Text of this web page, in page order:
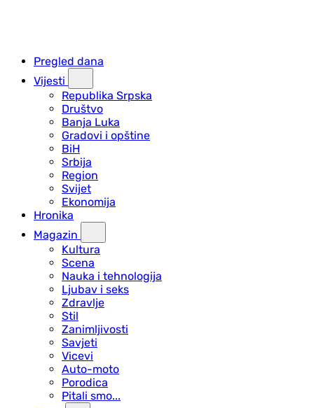
Pregled dana
Vijesti
Republika Srpska
Društvo
Banja Luka
Gradovi i opštine
BiH
Srbija
Region
Svijet
Ekonomija
Hronika
Magazin
Kultura
Scena
Nauka i tehnologija
Ljubav i seks
Zdravlje
Stil
Zanimljivosti
Savjeti
Vicevi
Auto-moto
Porodica
Pitali smo...